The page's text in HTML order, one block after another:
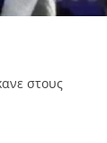
στους